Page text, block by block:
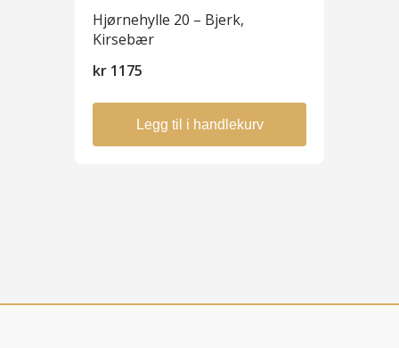
Hjørnehylle 20 – Bjerk,
Kirsebær
kr 1175
Legg til i handlekurv